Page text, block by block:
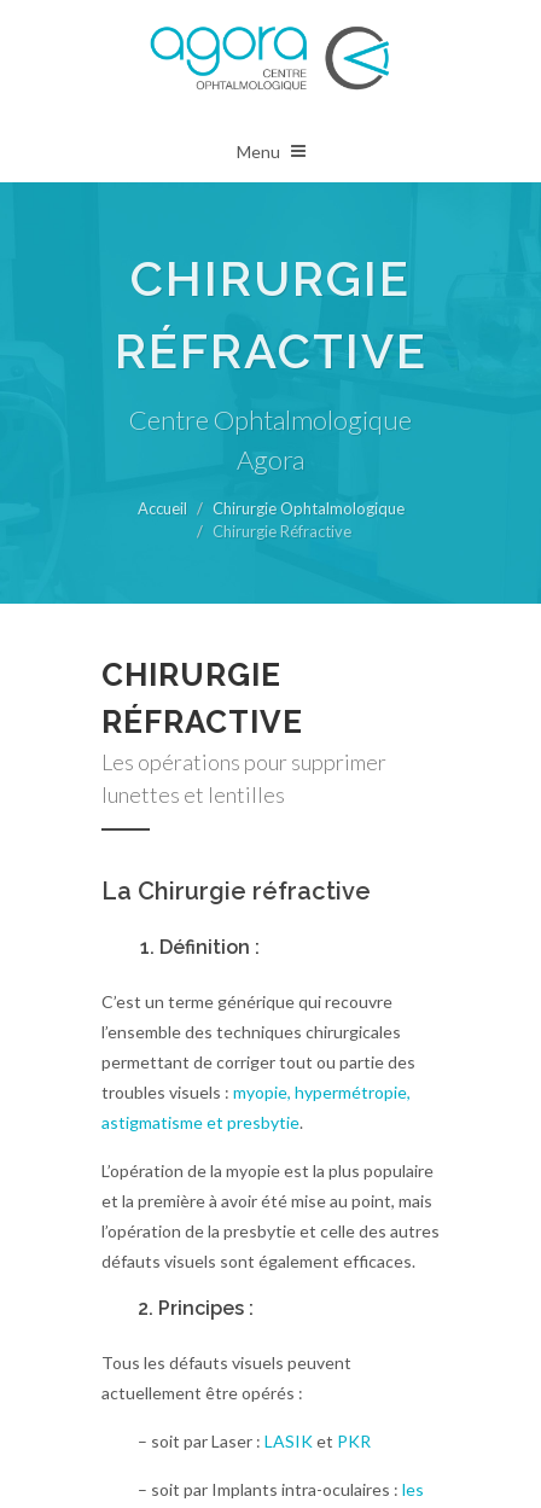
Menu
CHIRURGIE
RÉFRACTIVE
Centre Ophtalmologique
Agora
Accueil
Chirurgie Ophtalmologique
Chirurgie Réfractive
CHIRURGIE
RÉFRACTIVE
Les opérations pour supprimer
lunettes et lentilles
La Chirurgie réfractive
1. Définition :
C’est un terme générique qui recouvre
l’ensemble des techniques chirurgicales
permettant de corriger tout ou partie des
troubles visuels : myopie, hypermétropie,
astigmatisme et presbytie.
L’opération de la myopie est la plus populaire
et la première à avoir été mise au point, mais
l’opération de la presbytie et celle des autres
défauts visuels sont également efficaces.
2. Principes :
Tous les défauts visuels peuvent
actuellement être opérés :
– soit par Laser : LASIKet PKR
– soit par Implants intra-oculaires : les